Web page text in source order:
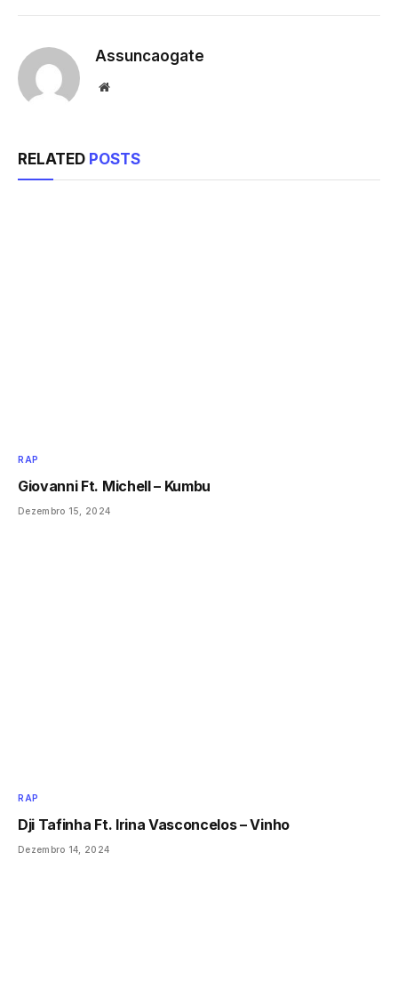
Assuncaogate
Website
RELATED POSTS
RAP
Giovanni Ft. Michell – Kumbu
Dezembro 15, 2024
RAP
Dji Tafinha Ft. Irina Vasconcelos – Vinho
Dezembro 14, 2024